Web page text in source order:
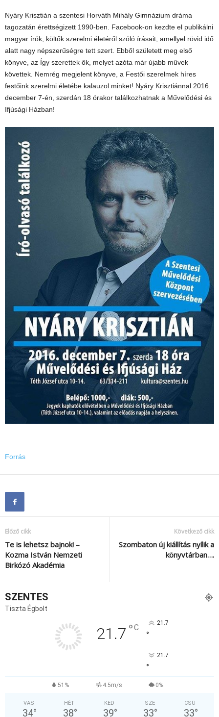
Nyáry Krisztián a szentesi Horváth Mihály Gimnázium dráma
tagozatán érettségizett 1990-ben. Facebook-on kezdte el publikálni
magyar írók, költők szerelmi életéről szóló írásait, amellyel rövid idő
alatt nagy népszerűségre tett szert. Ebből született meg első
könyve, az Így szerettek ők, melyet azóta már újabb művek
követtek. Nemrég megjelent könyve, a Festői szerelmek híres
festőink szerelmi életébe kalauzol minket! Nyáry Krisztiánnal 2016.
december 7-én, szerdán 18 órakor találkozhatnak a Művelődési és
Ifjúsági Házban!
Forrás
Előző cikk
Te is lehetsz bajnok! –
Kozma István Nemzeti
Birkózó Akadémia
Következő cikk
Szombaton új kiállítás nyílik a
könyvtárban….
SZENTES
Tiszta Égbolt
21.7 °C 21.7
°
21.7
°
51% 4.5m/s 0%
VAS
34°
HÉT
38°
KED
39°
SZE
33°
CSÜ
33°